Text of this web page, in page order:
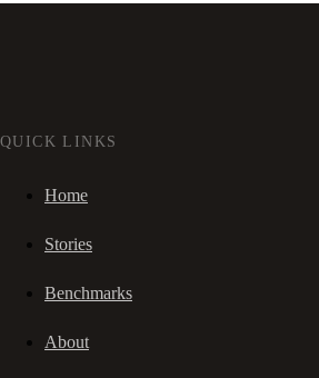
QUICK LINKS
Home
Stories
Benchmarks
About